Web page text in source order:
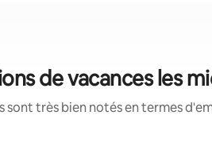
de vacances les
sont très bien notés en termes